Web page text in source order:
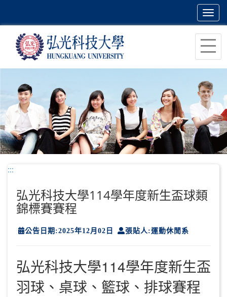
主
容
區
塊
:::
弘光科技大學114學年度新生盃球類
錦標賽賽程
公告日期:2025年12月02日 張貼人:運動休閒系
弘光科技大學114學年度新生盃
羽球、桌球、籃球、排球賽程